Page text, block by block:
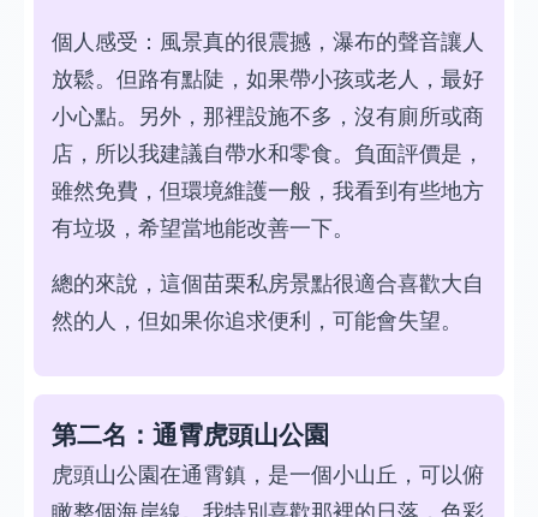
個人感受：風景真的很震撼，瀑布的聲音讓人
放鬆。但路有點陡，如果帶小孩或老人，最好
小心點。另外，那裡設施不多，沒有廁所或商
店，所以我建議自帶水和零食。負面評價是，
雖然免費，但環境維護一般，我看到有些地方
有垃圾，希望當地能改善一下。
總的來說，這個苗栗私房景點很適合喜歡大自
然的人，但如果你追求便利，可能會失望。
第二名：通霄虎頭山公園
虎頭山公園在通霄鎮，是一個小山丘，可以俯
瞰整個海岸線。我特別喜歡那裡的日落，色彩